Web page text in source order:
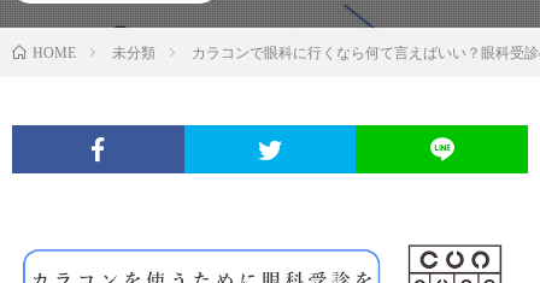
HOME 未分類 カラコンで眼科に行くなら何て言えばいい？眼科受